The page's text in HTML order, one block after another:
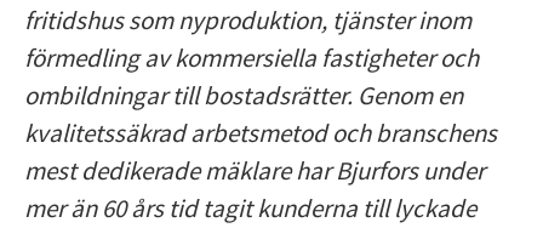
fritidshus som nyproduktion, tjänster inom
förmedling av kommersiella fastigheter och
ombildningar till bostadsrätter. Genom en
kvalitetssäkrad arbetsmetod och branschens
mest dedikerade mäklare har Bjurfors under
mer än 60 års tid tagit kunderna till lyckade